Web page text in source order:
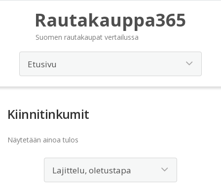
Rautakauppa365
Suomen rautakaupat vertailussa
Kiinnitinkumit
Näytetään ainoa tulos